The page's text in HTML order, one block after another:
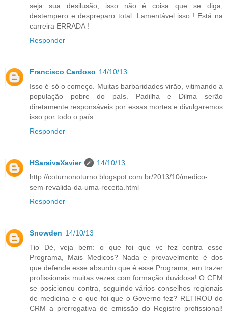
seja sua desilusão, isso não é coisa que se diga,
destempero e despreparo total. Lamentável isso ! Está na
carreira ERRADA !
Responder
Francisco Cardoso 14/10/13
Isso é só o começo. Muitas barbaridades virão, vitimando a
população pobre do país. Padilha e Dilma serão
diretamente responsáveis por essas mortes e divulgaremos
isso por todo o país.
Responder
HSaraivaXavier
14/10/13
http://coturnonoturno.blogspot.com.br/2013/10/medico-
sem-revalida-da-uma-receita.html
Responder
Snowden 14/10/13
Tio Dé, veja bem: o que foi que vc fez contra esse
Programa, Mais Medicos? Nada e provavelmente é dos
que defende esse absurdo que é esse Programa, em trazer
profissionais muitas vezes com formação duvidosa! O CFM
se posicionou contra, seguindo vários conselhos regionais
de medicina e o que foi que o Governo fez? RETIROU do
CRM a prerrogativa de emissão do Registro profissional!